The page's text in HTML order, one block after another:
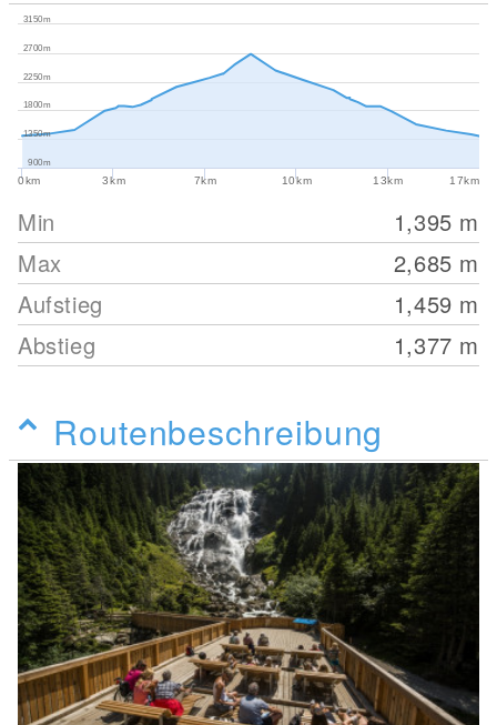
0km 3km 7km 10km 13km 17km
900m
1350m
1800m
2250m
2700m
3150m
Min 1,395 m
Max
2,685 m
Aufstieg
1,459 m
Abstieg
1,377 m
Routenbeschreibung